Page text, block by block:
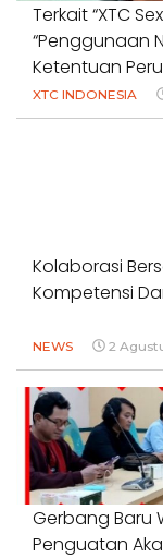
Terkait “XTC
“Penggunaan
Ketentuan
XTC INDONESIA
Kolaborasi
Kompetensi
NEWS 2
Gerbang Baru
Penguatan